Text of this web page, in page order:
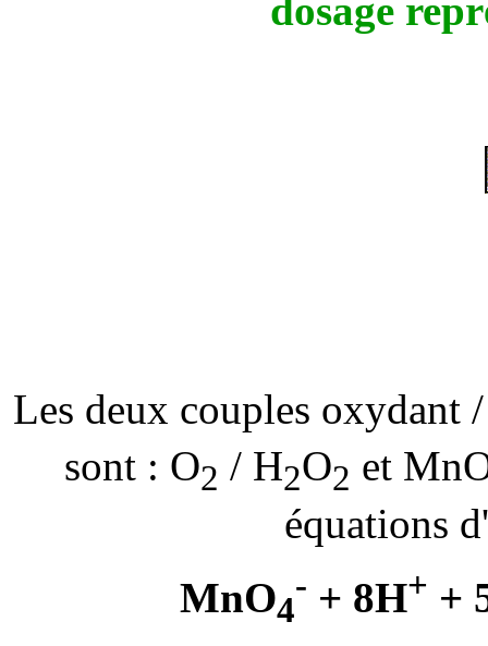
dosage
Les deux couples oxydant
sont : O2 / H2O2 et
équations
MnO4
- + 8H+ +